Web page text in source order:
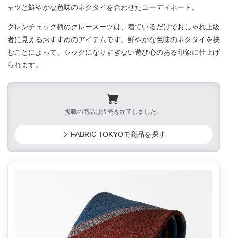
ャツと鮮やかな色味のネクタイを合わせたコーディネート。
グレンチェック柄のグレースーツは、着ているだけでおしゃれ上級
者に見えるおすすめのアイテムです。鮮やかな色味のネクタイを挟
むことによって、シックになりすぎない遊び心のある印象に仕上げ
られます。
掲載の商品は販売を終了しました。
FABRIC TOKYOで商品を探す